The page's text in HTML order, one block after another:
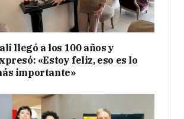
llegó a los 100 años y
«Estoy feliz, eso es lo
importante»